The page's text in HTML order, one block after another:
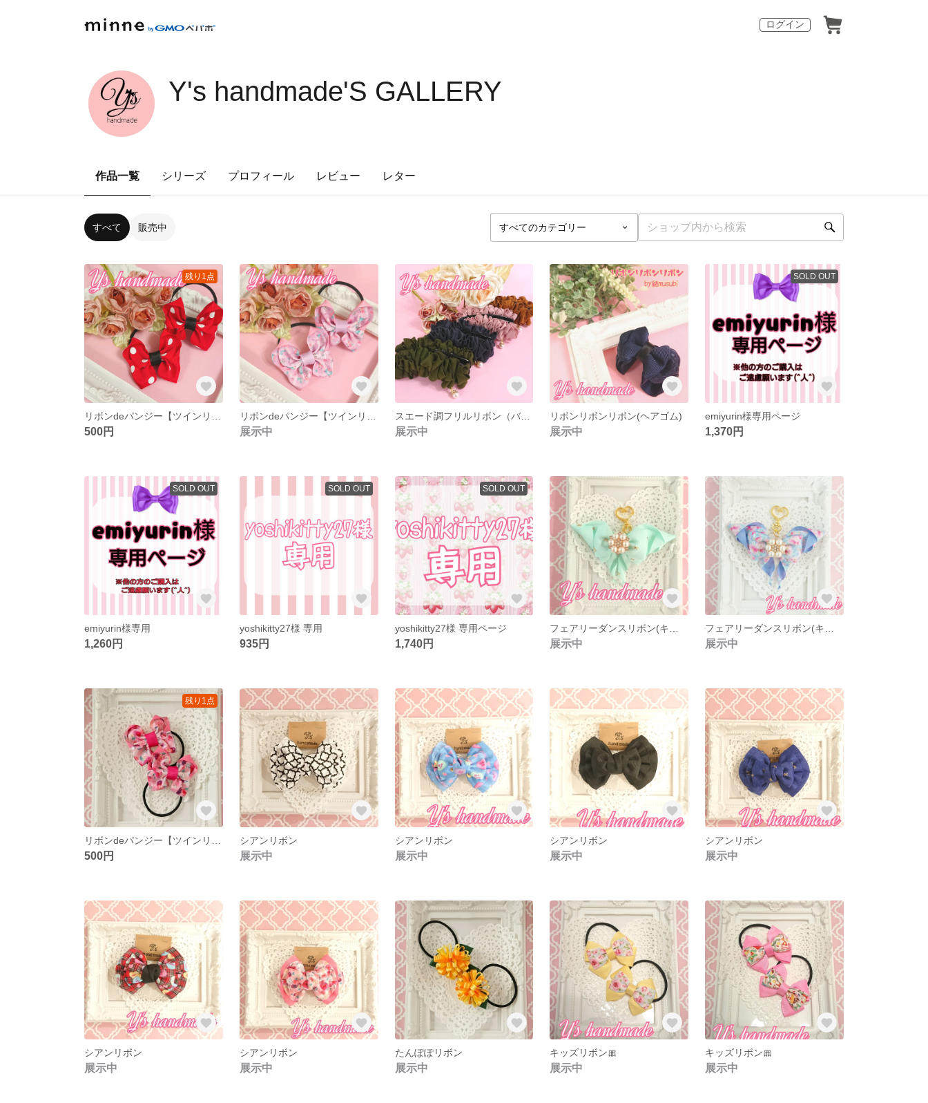
ログイン
Y's handmade'S GALLERY
作品一覧 シリーズ プロフィール レビュー レター
すべて 販売中
残り1点
500円 展示中
スエード調フリルリボン（バナナクリップ）
展示中
リボンリボンリボン(ヘアゴム)
展示中
SOLD OUT
emiyurin様専用ページ
1,370円
SOLD OUT
emiyurin様専用
1,260円
SOLD OUT
yoshikitty27様 専用
935円
SOLD OUT
yoshikitty27様 専用ページ
1,740円 展示中 展示中
残り1点
500円
シアンリボン
展示中
シアンリボン
展示中
シアンリボン
展示中
シアンリボン
展示中
シアンリボン
展示中
シアンリボン
展示中
たんぽぽリボン
展示中
キッズリボン🎀
展示中
キッズリボン🎀
展示中